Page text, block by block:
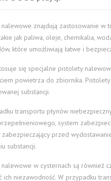
znajdują zastosowanie w
jak paliwa, oleje, chemikalia,
które umożliwiają łatwe i
się specjalne pistolety
powietrza do zbiornika.
substancji.
transportu płynów
system
przed
substancji.
w cysternach są również
ich niezawodność. W przypadku